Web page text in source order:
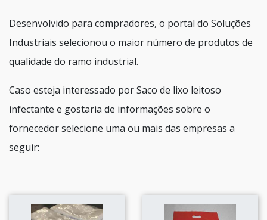
Desenvolvido para compradores, o portal do Soluções
Industriais selecionou o maior número de produtos de
qualidade do ramo industrial.
Caso esteja interessado por Saco de lixo leitoso
infectante e gostaria de informações sobre o
fornecedor selecione uma ou mais das empresas a
seguir: